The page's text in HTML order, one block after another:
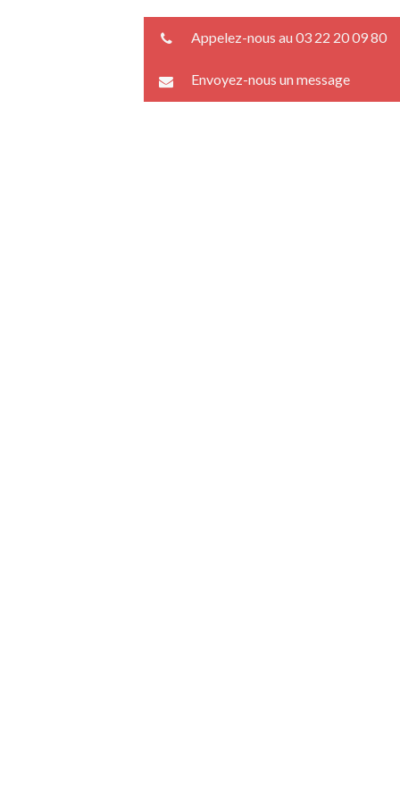
Appelez-nous au 03 22 20 09 80
Envoyez-nous un message